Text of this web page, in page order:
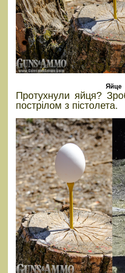
Яйце
Протухнули яйця?
пострілом з пістолета.